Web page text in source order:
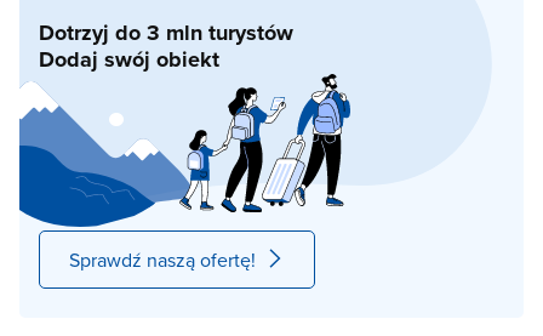
Dotrzyj do 3 mln turystów
Dodaj swój obiekt
Sprawdź naszą ofertę!